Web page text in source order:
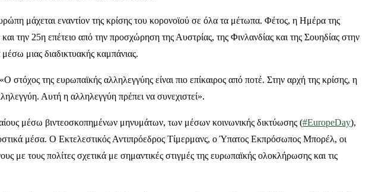
μάχεται εναντίον της κρίσης του κορονοϊού σε όλα τα μέτωπα. Φέτος, η Ημέρα της
25η επέτειο από την προσχώρηση της Αυστρίας, της Φινλανδίας και της Σουηδίας στην
μιας διαδικτυακής καμπάνιας.
της ευρωπαϊκής αλληλεγγύης είναι πιο επίκαιρος από ποτέ. Στην αρχή της κρίσης, η
Αυτή η αλληλεγγύη πρέπει να συνεχιστεί».
μέσω βιντεοσκοπημένων μηνυμάτων, των μέσων κοινωνικής δικτύωσης (#EuropeDay),
μέσα. Ο Εκτελεστικός Αντιπρόεδρος Τίμερμανς, ο Ύπατος Εκπρόσωπος Μπορέλ, οι
με τους πολίτες σχετικά με σημαντικές στιγμές της ευρωπαϊκής ολοκλήρωσης και τις